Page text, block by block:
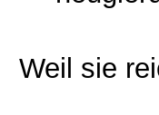
Weil sie